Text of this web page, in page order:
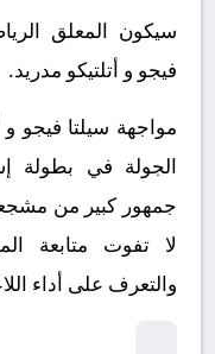
سيكون المعلق
فيجو و أتلتيكو مدريد.
مواجهة سيلتا فيجو و
الجولة في بطولة
جمهور كبير من
لا تفوت متابعة
والتعرف على أداء